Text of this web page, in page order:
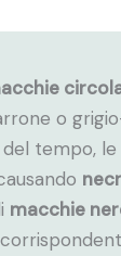
o
tempo,
macchie